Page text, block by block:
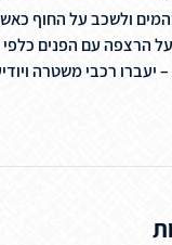
ולשכב על החוף כאשר
רכבי משטרה